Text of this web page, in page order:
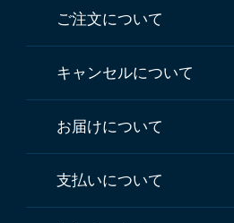
ご注文について
キャンセルについて
お届けについて
支払いについて